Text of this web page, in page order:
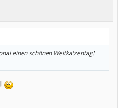
einen schönen Weltkatzentag!